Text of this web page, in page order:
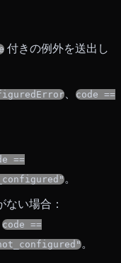
付きの例外を送出し
、
code ==
==
。
い場合：
code ==
。